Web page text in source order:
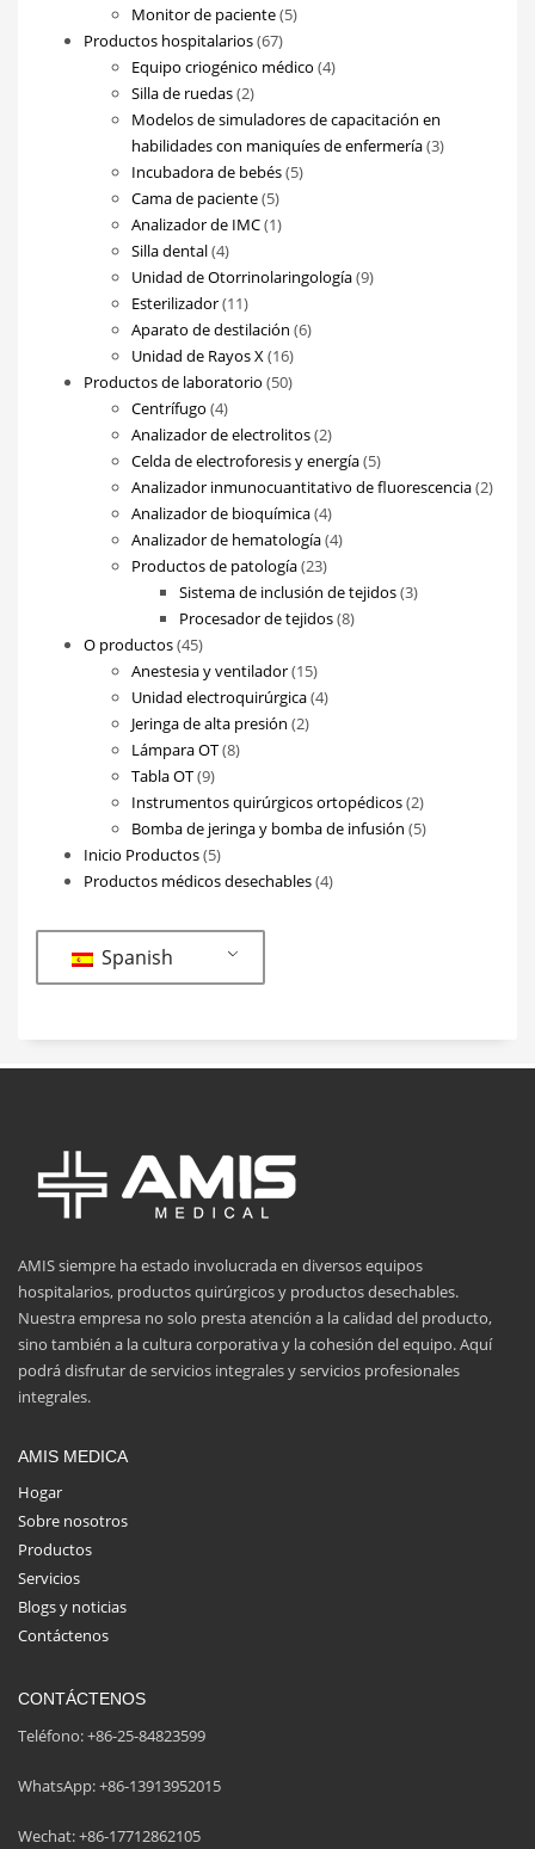
productos
Monitor de paciente 55
Productos hospitalarios 6767
productos
Equipo criogénico médico 44
Silla de ruedas 22
productos
Modelos de simuladores de capacitación en
habilidades con maniquíes de enfermería 33
Incubadora de bebés 55
Cama de paciente 55
productos
Analizador de IMC 11
Silla dental 44
productos
Unidad de Otorrinolaringología 99
Esterilizador 1111
productos
Aparato de destilación 66
Unidad de Rayos X 1616
productos
Productos de laboratorio 5050
Centrífugo 44
productos
Analizador de electrolitos 22
productos
Celda de electroforesis y energía 55
productos
Analizador inmunocuantitativo de fluorescencia 22
Analizador de bioquímica 44
productos
Analizador de hematología 44
Productos de patología 2323
productos
Sistema de inclusión de tejidos 33
Procesador de tejidos 88
O productos 4545
productos
Anestesia y ventilador 1515
productos
Unidad electroquirúrgica 44
Jeringa de alta presión 22
Lámpara OT 88
Tabla OT 99
productos
Instrumentos quirúrgicos ortopédicos 22
productos
Bomba de jeringa y bomba de infusión 55
Inicio Productos 55
productos
Productos médicos desechables 44
Spanish
AMIS siempre ha estado involucrada en diversos equipos
hospitalarios, productos quirúrgicos y productos desechables.
Nuestra empresa no solo presta atención a la calidad del producto,
sino también a la cultura corporativa y la cohesión del equipo. Aquí
podrá disfrutar de servicios integrales y servicios profesionales
integrales.
AMIS MEDICA
Hogar
Sobre nosotros
Productos
Servicios
Blogs y noticias
Contáctenos
CONTÁCTENOS
Teléfono: +86-25-84823599
WhatsApp: +86-13913952015
Wechat: +86-17712862105